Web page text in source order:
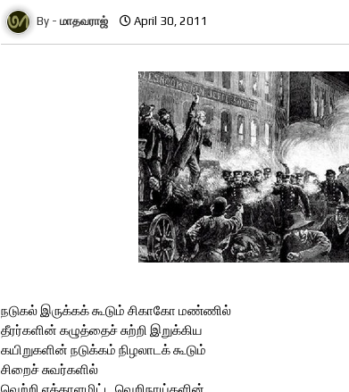
மாதவராஜ் April 30, 2011
நடுகல் இருக்கக் கூடும் சிகாகோ மண்ணில்
தீரர்களின் கழுத்தைச் சுற்றி இறுக்கிய
கயிறுகளின் நடுக்கம் நிழலாடக் கூடும்
சிறைச் சுவர்களில்